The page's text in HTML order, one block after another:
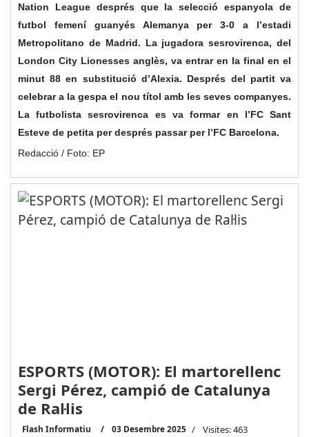
Nation League després que la selecció espanyola de
futbol femení guanyés Alemanya per 3-0 a l’estadi
Metropolitano de Madrid. La jugadora sesrovirenca, del
London City Lionesses anglès, va entrar en la final en el
minut 88 en substitució d’Alexia. Després del partit va
celebrar a la gespa el nou títol amb les seves companyes.
La futbolista sesrovirenca es va formar en l’FC Sant
Esteve de petita per després passar per l’FC Barcelona.
Redacció / Foto: EP
ESPORTS (MOTOR): El martorellenc
Sergi Pérez, campió de Catalunya
de Ral·lis
Flash Informatiu 03 Desembre 2025 Visites: 463